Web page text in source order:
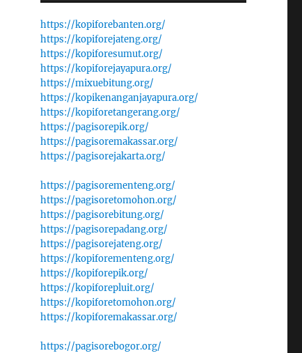
https://kopiforebanten.org/
https://kopiforejateng.org/
https://kopiforesumut.org/
https://kopiforejayapura.org/
https://mixuebitung.org/
https://kopikenanganjayapura.org/
https://kopiforetangerang.org/
https://pagisorepik.org/
https://pagisoremakassar.org/
https://pagisorejakarta.org/
https://pagisorementeng.org/
https://pagisoretomohon.org/
https://pagisorebitung.org/
https://pagisorepadang.org/
https://pagisorejateng.org/
https://kopiforementeng.org/
https://kopiforepik.org/
https://kopiforepluit.org/
https://kopiforetomohon.org/
https://kopiforemakassar.org/
https://pagisorebogor.org/